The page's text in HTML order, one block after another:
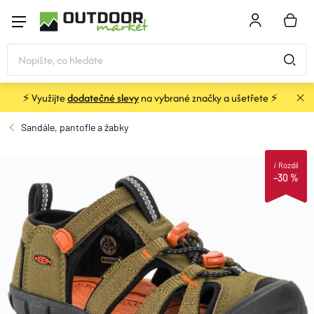
obsah
KOŠÍK
STANY
BATOHY A TAŠKY
KARIMATKY
OBLEČENÍ
⚡ Využijtedodatečné slevyna vybrané značky a ušetřete ⚡
Sandále, pantofle a žabky
–30 %
iRozdíl